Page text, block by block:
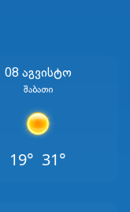
08 Აგვისტო
Შაბათი
19° 31°